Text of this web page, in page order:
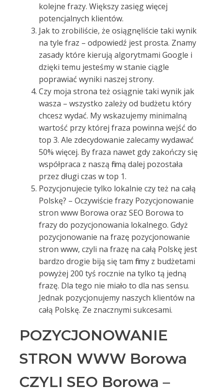
kolejne frazy. Większy zasięg więcej
potencjalnych klientów.
Jak to zrobiliście, że osiągnęliście taki wynik
na tyle fraz – odpowiedź jest prosta. Znamy
zasady które kierują algorytmami Google i
dzięki temu jesteśmy w stanie ciągle
poprawiać wyniki naszej strony.
Czy moja strona też osiągnie taki wynik jak
wasza – wszystko zależy od budżetu który
chcesz wydać. My wskazujemy minimalną
wartość przy której fraza powinna wejść do
top 3. Ale zdecydowanie zalecamy wydawać
50% więcej. By fraza nawet gdy zakończy się
współpraca z naszą firmą dalej pozostała
przez długi czas w top 1.
Pozycjonujecie tylko lokalnie czy też na całą
Polskę? – Oczywiście frazy Pozycjonowanie
stron www Borowa oraz SEO Borowa to
frazy do pozycjonowania lokalnego. Gdyż
pozycjonowanie na frazę pozycjonowanie
stron www, czyli na frazę na całą Polskę jest
bardzo drogie biją się tam firmy z budżetami
powyżej 200 tyś rocznie na tylko tą jedną
frazę. Dla tego nie miało to dla nas sensu.
Jednak pozycjonujemy naszych klientów na
całą Polskę. Ze znacznymi sukcesami.
POZYCJONOWANIE
STRON WWW Borowa
CZYLI SEO Borowa –